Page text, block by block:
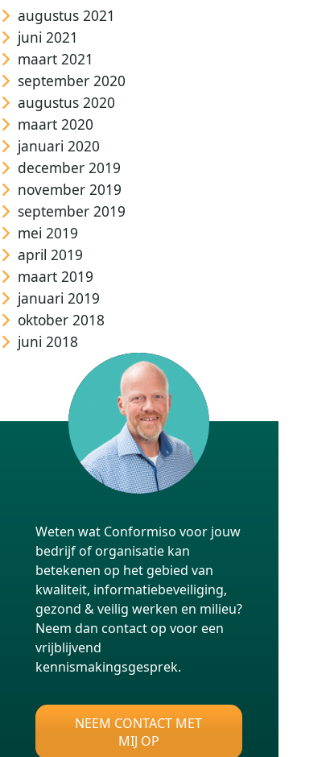
augustus 2021
juni 2021
maart 2021
september 2020
augustus 2020
maart 2020
januari 2020
december 2019
november 2019
september 2019
mei 2019
april 2019
maart 2019
januari 2019
oktober 2018
juni 2018
Weten wat Conformiso voor jouw
bedrijf of organisatie kan
betekenen op het gebied van
kwaliteit, informatiebeveiliging,
gezond & veilig werken en milieu?
Neem dan contact op voor een
vrijblijvend
kennismakingsgesprek.
NEEM CONTACT MET
MIJ OP